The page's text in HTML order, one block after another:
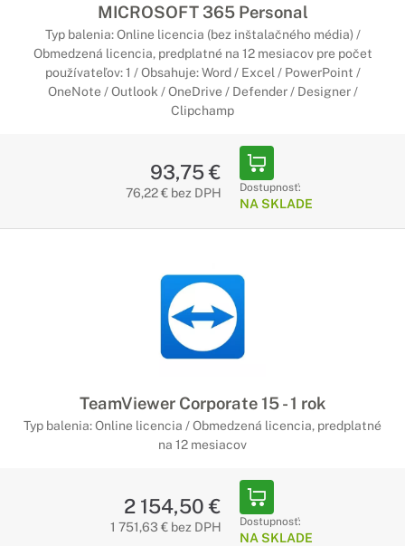
MICROSOFT 365 Personal
Typ balenia: Online licencia (bez inštalačného média) /
Obmedzená licencia, predplatné na 12 mesiacov pre počet
používateľov: 1 / Obsahuje: Word / Excel / PowerPoint /
OneNote / Outlook / OneDrive / Defender / Designer /
Clipchamp
93,75 €
76,22 € bez DPH Dostupnosť:
NA SKLADE
TeamViewer Corporate 15 - 1 rok
Typ balenia: Online licencia / Obmedzená licencia, predplatné
na 12 mesiacov
2 154,50 €
1 751,63 € bez DPH Dostupnosť:
NA SKLADE